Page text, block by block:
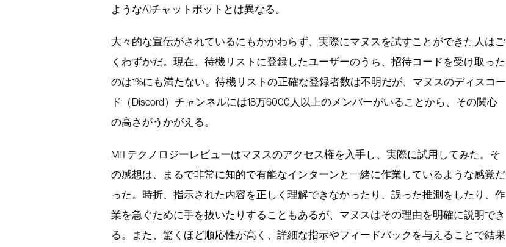
ようなAIチャットボットとは異なる。
大々的な宣伝がされているにもかかわらず、実際にマヌスを試すことができた人はご
くわずかだ。現在、待機リストに登録したユーザーのうち、招待コードを受け取った
のは1%にも満たない。待機リストの正確な登録者数は不明だが、マヌスのディスコー
ド（Discord）チャンネルには18万6000人以上のメンバーがいることから、その関心
の高さがうかがえる。
MITテクノロジーレビューはマヌスのアクセス権を入手し、実際に試用してみた。そ
の感想は、まるで非常に知的で有能なインターンと一緒に作業しているような感覚だ
った。時折、指示された内容を正しく理解できなかったり、誤った推測をしたり、作
業を急ぐために手を抜いたりすることもあるが、マヌスはその理由を明確に説明でき
る。また、驚くほど順応性が高く、詳細な指示やフィードバックを与えることで結果